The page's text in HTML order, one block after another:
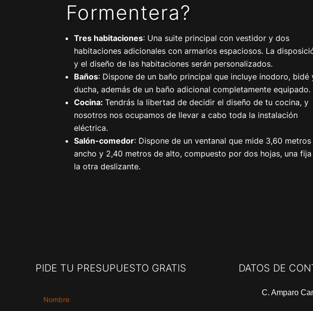
Formentera?
Tres habitaciones: Una suite principal con vestidor y dos
habitaciones adicionales con armarios espaciosos. La
y el diseño de las habitaciones serán personalizados.
Baños: Dispone de un baño principal que incluye inodoro, bidé
ducha, además de un baño adicional completamente equipado.
Cocina:Tendrás la libertad de decidir el diseño de tu cocina, y
nosotros nos ocupamos de llevar a cabo toda la instalación
eléctrica.
Salón-comedor: Dispone de un ventanal que mide 3,60 metros
ancho y 2,40 metros de alto, compuesto por dos hojas, una
la otra deslizante.
PIDE TU PRESUPUESTO GRATIS DATOS DE
C. Amparo